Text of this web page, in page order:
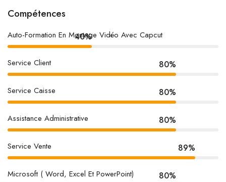
Compétences
Auto-Formation En Montage Vidéo Avec Capcut
40%
Service Client 80%
Service Caisse 80%
Assistance Administrative 80%
Service Vente 89%
Microsoft ( Word, Excel Et PowerPoint) 80%